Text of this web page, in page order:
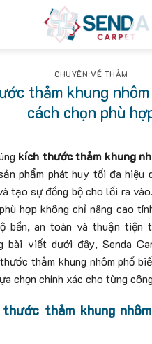
CHUYỆN VỀ THẢM
thảm khung
cách chọn phù
kích thước thảm khung
phẩm phát huy tối đa hiệu
tạo sự đồng bộ cho lối ra
hợp không chỉ nâng cao
bền, an toàn và thuận tiện
bài viết dưới đây, Senda
thảm khung nhôm phổ
chọn chính xác cho từng
thảm khung